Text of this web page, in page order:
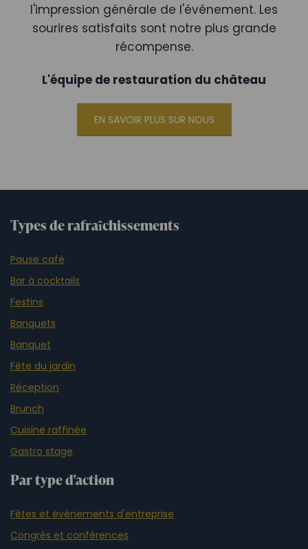
l'impression générale de l'événement. Les
sourires satisfaits sont notre plus grande
récompense.
L'équipe de restauration du château
EN SAVOIR PLUS SUR NOUS
Types de rafraîchissements
Pause café
Bar à cocktails
Festins
Banquets
Banquet
Fête du jardin
Réception
Brunch
Cuisine raffinée
Gastro stage
Par type d'action
Fêtes et événements d'entreprise
Congrès et conférences